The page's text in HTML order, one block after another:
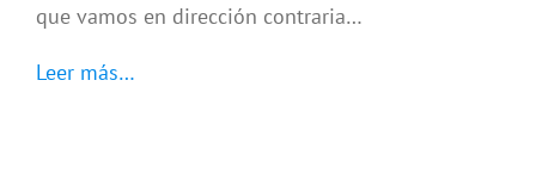
que vamos en dirección contraria…
Leer más…